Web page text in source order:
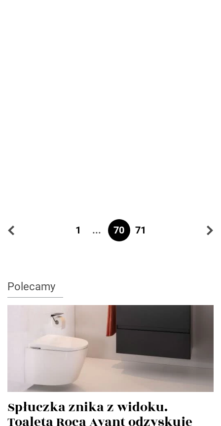
1 ... 70 71
Polecamy
Spłuczka znika z widoku.
Toaleta Roca Avant odzyskuje